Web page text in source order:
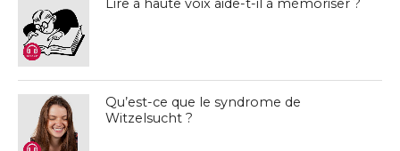
Lire à haute voix aide-t-il à mémoriser ?
Qu’est-ce que le syndrome de
Witzelsucht ?